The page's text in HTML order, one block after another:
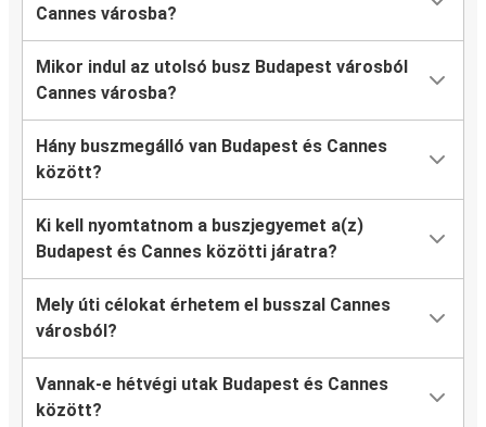
Cannes városba?
Mikor indul az utolsó busz Budapest városból
Cannes városba?
Hány buszmegálló van Budapest és Cannes
között?
Ki kell nyomtatnom a buszjegyemet a(z)
Budapest és Cannes közötti járatra?
Mely úti célokat érhetem el busszal Cannes
városból?
Vannak-e hétvégi utak Budapest és Cannes
között?